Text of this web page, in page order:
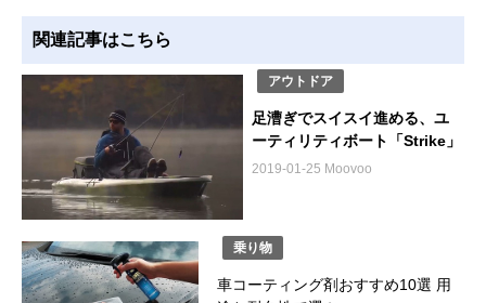
関連記事はこちら
アウトドア
足漕ぎでスイスイ進める、ユ
ーティリティボート「Strike」
2019-01-25 Moovoo
乗り物
車コーティング剤おすすめ10選 用